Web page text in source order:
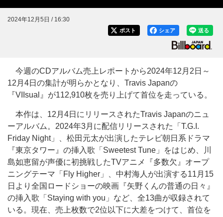
2024年12月5日 / 16:30
送る
シェア
ポスト
今週のCDアルバム売上レポートから2024年12月2日～
12月4日の集計が明らかとなり、Travis Japanの
『VIIsual』が112,910枚を売り上げて首位を走っている。
本作は、12月4日にリリースされたTravis Japanのニュ
ーアルバム。2024年3月に配信リリースされた「T.G.I.
Friday Night」、松田元太が出演したテレビ朝日系ドラマ
『東京タワー』の挿入歌「Sweetest Tune」をはじめ、川
島如恵留が声優に初挑戦したTVアニメ『多数欠』オープ
ニングテーマ「Fly Higher」、中村海人が出演する11月15
日より全国ロードショーの映画『矢野くんの普通の日々』
の挿入歌「Staying with you」など、全13曲が収録されて
いる。現在、売上枚数で2位以下に大差をつけて、首位を